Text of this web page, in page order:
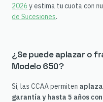
2026 y estima tu cuota con
de Sucesiones.
¿Se puede aplazar o
Modelo 650?
Sí, las CCAA permiten
garantía y hasta 5 años